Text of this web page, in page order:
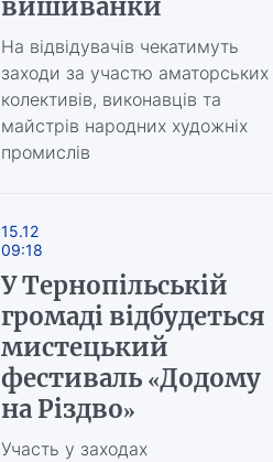
вишиванки
На відвідувачів чекатимуть
заходи за участю аматорських
колективів, виконавців та
майстрів народних художніх
промислів
15.12
09:18
У Тернопільській
громаді відбудеться
мистецький
фестиваль «Додому
на Різдво»
Участь у заходах